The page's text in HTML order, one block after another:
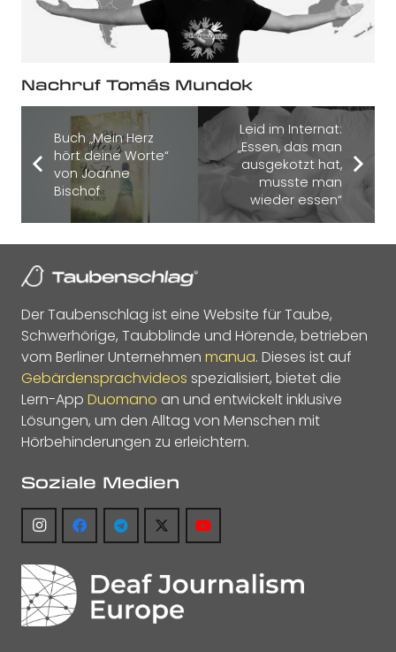
Nachruf Tomás Mundok
Buch „Mein Herz
hört deine Worte“
von Joanne
Bischof
Leid im Internat:
„Essen, das man
ausgekotzt hat,
musste man
wieder essen“
Der Taubenschlag ist eine Website für Taube,
Schwerhörige, Taubblinde und Hörende, betrieben
vom Berliner Unternehmen manua. Dieses ist auf
Gebärdensprachvideos spezialisiert, bietet die
Lern-App Duomano an und entwickelt inklusive
Lösungen, um den Alltag von Menschen mit
Hörbehinderungen zu erleichtern.
Soziale Medien